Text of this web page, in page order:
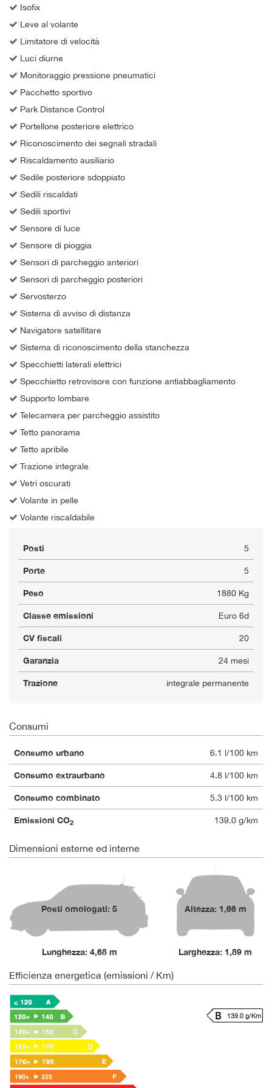
Isofix
Leve al volante
Limitatore di velocità
Luci diurne
Monitoraggio pressione pneumatici
Pacchetto sportivo
Park Distance Control
Portellone posteriore elettrico
Riconoscimento dei segnali stradali
Riscaldamento ausiliario
Sedile posteriore sdoppiato
Sedili riscaldati
Sedili sportivi
Sensore di luce
Sensore di pioggia
Sensori di parcheggio anteriori
Sensori di parcheggio posteriori
Servosterzo
Sistema di avviso di distanza
Navigatore satellitare
Sistema di riconoscimento della stanchezza
Specchietti laterali elettrici
Specchietto retrovisore con funzione antiabbagliamento
Supporto lombare
Telecamera per parcheggio assistito
Tetto panorama
Tetto apribile
Trazione integrale
Vetri oscurati
Volante in pelle
Volante riscaldabile
Posti 5
Porte 5
Peso 1880 Kg
Classe emissioni Euro 6d
CV fiscali 20
Garanzia 24 mesi
Trazione integrale permanente
Consumi
Consumo urbano 6.1 l/100 km
Consumo extraurbano 4.8 l/100 km
Consumo combinato 5.3 l/100 km
Emissioni CO2 139.0 g/km
Dimensioni esterne ed interne
Posti omologati: 5
Lunghezza: 4,68 m
Altezza: 1,66 m
Larghezza: 1,89 m
Efficienza energetica (emissioni / Km)
139.0 g/Km